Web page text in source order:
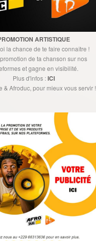
ARTISTIQUE
la chance de te faire connaître !
de ta chanson sur nos
et gagne en visibilité.
Plus d'infos :ICI
& Afroduc, pour mieux vous servir !